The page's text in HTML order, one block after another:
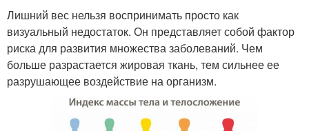
Лишний вес нельзя воспринимать просто как
визуальный недостаток. Он представляет собой фактор
риска для развития множества заболеваний. Чем
больше разрастается жировая ткань, тем сильнее ее
разрушающее воздействие на организм.